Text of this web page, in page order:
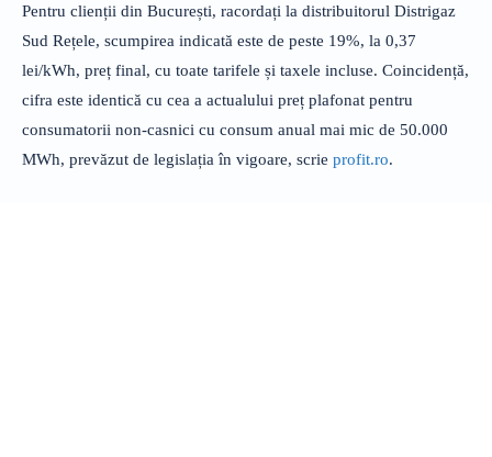
Pentru clienții din București, racordați la distribuitorul Distrigaz
Sud Rețele, scumpirea indicată este de peste 19%, la 0,37
lei/kWh, preț final, cu toate tarifele și taxele incluse. Coincidență,
cifra este identică cu cea a actualului preț plafonat pentru
consumatorii non-casnici cu consum anual mai mic de 50.000
MWh, prevăzut de legislația în vigoare, scrie profit.ro.